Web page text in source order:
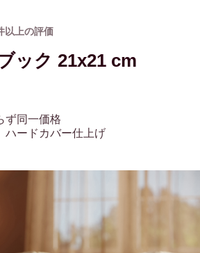
以上の評価
ック 21x21 cm
ず同一価格
ハードカバー仕上げ